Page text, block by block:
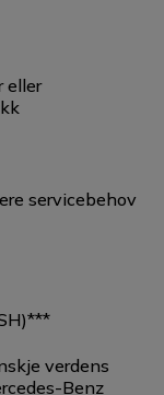
eller
servicebehov
verdens
Benz